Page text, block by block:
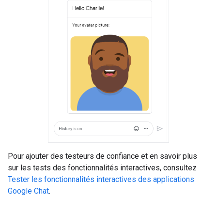
Pour ajouter des testeurs de confiance et en savoir plus
sur les tests des fonctionnalités interactives, consultez
Tester les fonctionnalités interactives des applications
Google Chat.